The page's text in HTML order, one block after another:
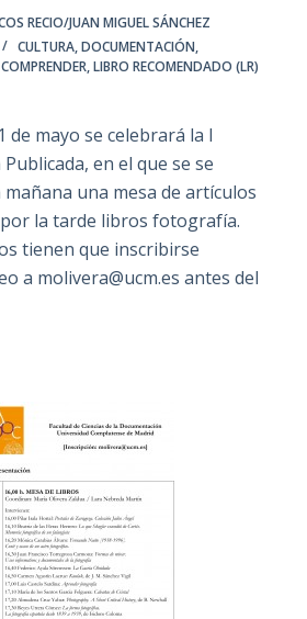
RECIO/JUAN MIGUEL SÁNCHEZ
CULTURA,DOCUMENTACIÓN,
,LIBRO RECOMENDADO (LR)
de mayo se celebrará la I
en el que se se
una mesa de artículos
la tarde libros fotografía.
tienen que inscribirse
a molivera@ucm.es antes del